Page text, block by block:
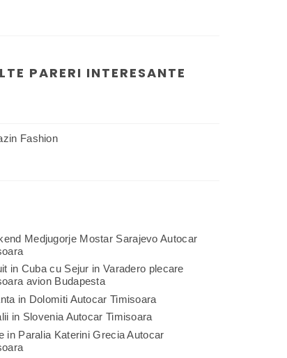
PARERI INTERESANTE
Fashion
Medjugorje Mostar Sarajevo Autocar
in Cuba cu Sejur in Varadero plecare
avion Budapesta
in Dolomiti Autocar Timisoara
in Slovenia Autocar Timisoara
in Paralia Katerini Grecia Autocar